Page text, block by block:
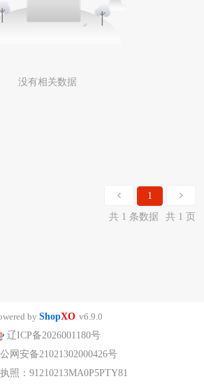
没有相关数据
1
共 1 条数据
共 1 页
by ShopXO v6.9.0
辽ICP备2026001180号
网安备21021302000426号
照：91210213MA0P5PTY81